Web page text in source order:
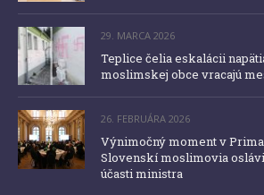
29. MARCA 2026
Teplice čelia eskalácii
moslimskej obce vracajú
26. FEBRUÁRA 2026
Výnimočný moment v
Slovenskí moslimovia
účasti ministra